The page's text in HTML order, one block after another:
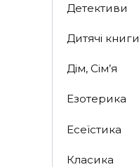
Детективи
Дитячі книги
Дім, Сім’я
Езотерика
Есеїстика
Класика